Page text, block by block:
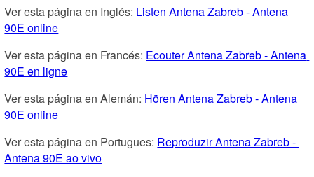
Ver esta página en Inglés: Listen Antena Zabreb - Antena
90E online
Ver esta página en Francés: Ecouter Antena Zabreb - Antena
90E en ligne
Ver esta página en Alemán: Hören Antena Zabreb - Antena
90E online
Ver esta página en Portugues: Reproduzir Antena Zabreb -
Antena 90E ao vivo